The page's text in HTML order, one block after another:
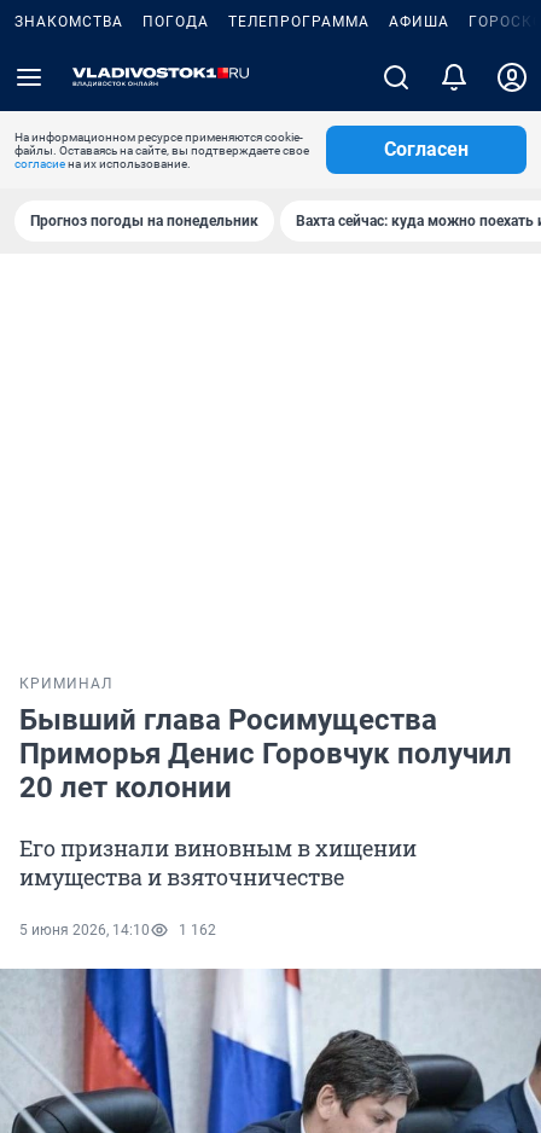
ЗНАКОМСТВА ПОГОДА ТЕЛЕПРОГРАММА АФИША
На информационном ресурсе применяются cookie-
файлы. Оставаясь на сайте, вы подтверждаете свое
согласиена их использование.
Согласен
Прогноз погоды на понедельник Вахта сейчас: куда можно поехать
КРИМИНАЛ
Бывший глава Росимущества
Приморья Денис Горовчук получил
20 лет колонии
Его признали виновным в хищении
имущества и взяточничестве
5 июня 2026, 14:10 1 162